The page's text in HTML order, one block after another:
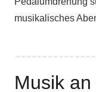
musikalisches
Musik